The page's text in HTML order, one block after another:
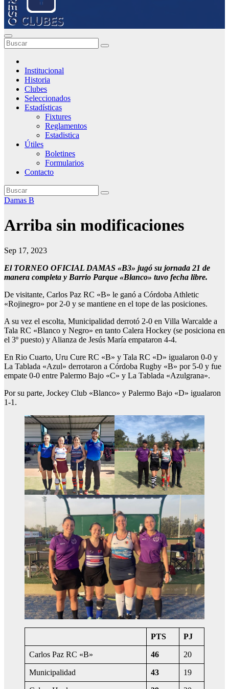
Institucional
Historia
Clubes
Seleccionados
Estadísticas
Fixtures
Reglamentos
Estadistica
Útiles
Boletines
Formularios
Contacto
Damas B
Arriba sin modificaciones
Sep 17, 2023
El TORNEO OFICIAL DAMAS «B3» jugó su jornada 21 de
manera completa y Barrio Parque «Blanco» tuvo fecha libre.
De visitante, Carlos Paz RC «B» le ganó a Córdoba Athletic
«Rojinegro» por 2-0 y se mantiene en el tope de las posiciones.
A su vez el escolta, Municipalidad derrotó 2-0 en Villa Warcalde a
Tala RC «Blanco y Negro» en tanto Calera Hockey (se posiciona en
el 3º puesto) y Alianza de Jesús María empataron 4-4.
En Rio Cuarto, Uru Cure RC «B» y Tala RC «D» igualaron 0-0 y
La Tablada «Azul» derrotaron a Córdoba Rugby «B» por 5-0 y fue
empate 0-0 entre Palermo Bajo «C» y La Tablada «Azulgrana».
Por su parte, Jockey Club «Blanco» y Palermo Bajo «D» igualaron
1-1.
PTS PJ
Carlos Paz RC «B» 46 20
Municipalidad 43 19